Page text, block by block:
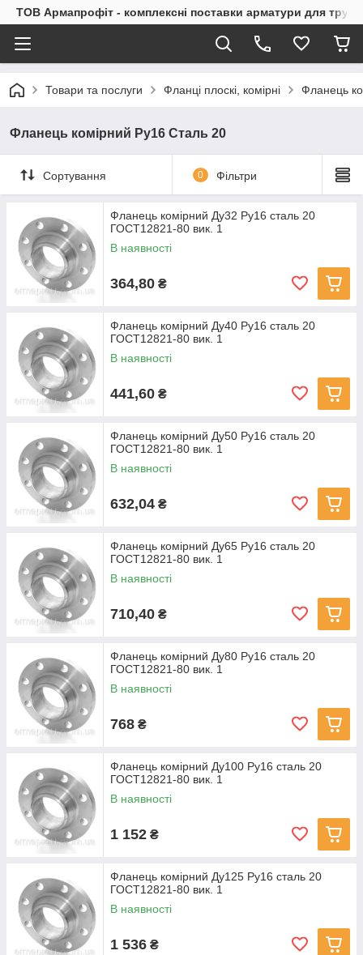
ТОВ Армапрофіт - комплексні поставки арматури для
Товари та послуги Фланці плоскі, комірні Фланець
Фланець комірний Ру16 Сталь 20
Сортування 0 Фільтри
Фланець комірний Ду32 Ру16 сталь 20
ГОСТ12821-80 вик. 1
В наявності
364,80 ₴
Фланець комірний Ду40 Ру16 сталь 20
ГОСТ12821-80 вик. 1
В наявності
441,60 ₴
Фланець комірний Ду50 Ру16 сталь 20
ГОСТ12821-80 вик. 1
В наявності
632,04 ₴
Фланець комірний Ду65 Ру16 сталь 20
ГОСТ12821-80 вик. 1
В наявності
710,40 ₴
Фланець комірний Ду80 Ру16 сталь 20
ГОСТ12821-80 вик. 1
В наявності
768 ₴
Фланець комірний Ду100 Ру16 сталь 20
ГОСТ12821-80 вик. 1
В наявності
1 152 ₴
Фланець комірний Ду125 Ру16 сталь 20
ГОСТ12821-80 вик. 1
В наявності
1 536 ₴